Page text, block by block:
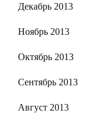
Декабрь 2013
Ноябрь 2013
Октябрь 2013
Сентябрь 2013
Август 2013